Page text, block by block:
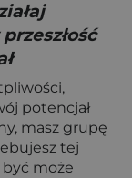
potencjał
masz grupę
tej
może